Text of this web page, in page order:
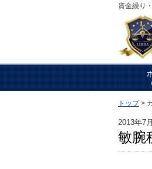
資金繰り
トップ>
2013年7
敏腕